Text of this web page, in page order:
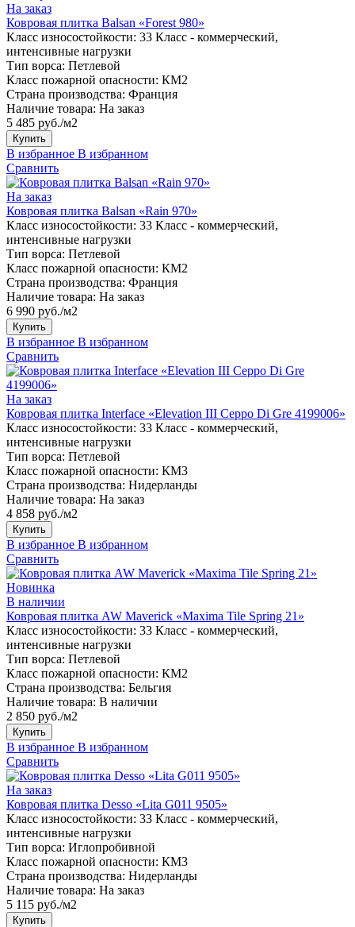
На заказ
Ковровая плитка Balsan «Forest 980»
Класс износостойкости: 33 Класс - коммерческий,
интенсивные нагрузки
Тип ворса: Петлевой
Класс пожарной опасности: КМ2
Страна производства: Франция
Наличие товара: На заказ
5 485 руб./м2
Купить
В избранное В избранном
Сравнить
На заказ
Ковровая плитка Balsan «Rain 970»
Класс износостойкости: 33 Класс - коммерческий,
интенсивные нагрузки
Тип ворса: Петлевой
Класс пожарной опасности: КМ2
Страна производства: Франция
Наличие товара: На заказ
6 990 руб./м2
Купить
В избранное В избранном
Сравнить
На заказ
Ковровая плитка Interface «Elevation III Ceppo Di Gre 4199006»
Класс износостойкости: 33 Класс - коммерческий,
интенсивные нагрузки
Тип ворса: Петлевой
Класс пожарной опасности: КМ3
Страна производства: Нидерланды
Наличие товара: На заказ
4 858 руб./м2
Купить
В избранное В избранном
Сравнить
Новинка
В наличии
Ковровая плитка AW Maverick «Maxima Tile Spring 21»
Класс износостойкости: 33 Класс - коммерческий,
интенсивные нагрузки
Тип ворса: Петлевой
Класс пожарной опасности: КМ2
Страна производства: Бельгия
Наличие товара: В наличии
2 850 руб./м2
Купить
В избранное В избранном
Сравнить
На заказ
Ковровая плитка Desso «Lita G011 9505»
Класс износостойкости: 33 Класс - коммерческий,
интенсивные нагрузки
Тип ворса: Иглопробивной
Класс пожарной опасности: КМ3
Страна производства: Нидерланды
Наличие товара: На заказ
5 115 руб./м2
Купить